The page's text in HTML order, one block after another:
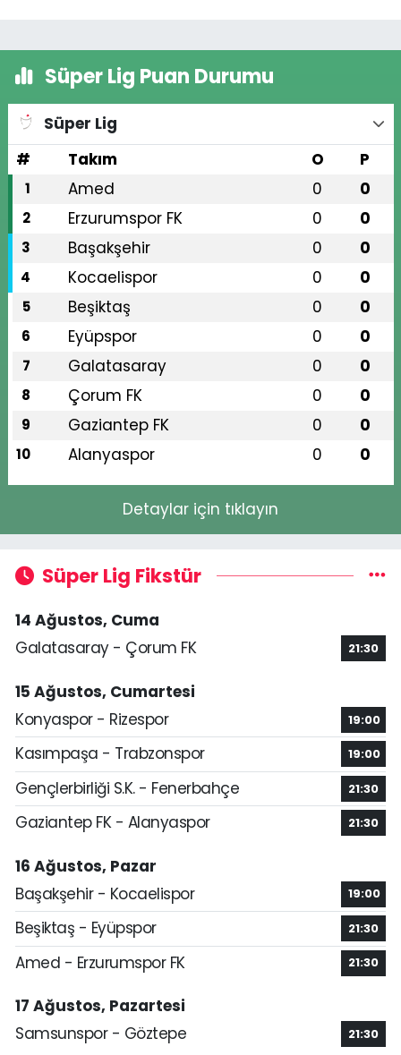
Süper Lig Puan Durumu
Süper Lig
#
Takım O P
1 Amed 0 0
2 Erzurumspor FK 0 0
3 Başakşehir 0 0
4 Kocaelispor 0 0
5 Beşiktaş 0 0
6 Eyüpspor 0 0
7 Galatasaray 0 0
8 Çorum FK 0 0
9 Gaziantep FK 0 0
10 Alanyaspor 0 0
Detaylar için tıklayın
Süper Lig Fikstür
14 Ağustos, Cuma
Galatasaray - Çorum FK
21:30
15 Ağustos, Cumartesi
Konyaspor - Rizespor
19:00
Kasımpaşa - Trabzonspor 19:00
Gençlerbirliği S.K. - Fenerbahçe 21:30
Gaziantep FK - Alanyaspor 21:30
16 Ağustos, Pazar
Başakşehir - Kocaelispor
19:00
Beşiktaş - Eyüpspor 21:30
Amed - Erzurumspor FK 21:30
17 Ağustos, Pazartesi
Samsunspor - Göztepe
21:30